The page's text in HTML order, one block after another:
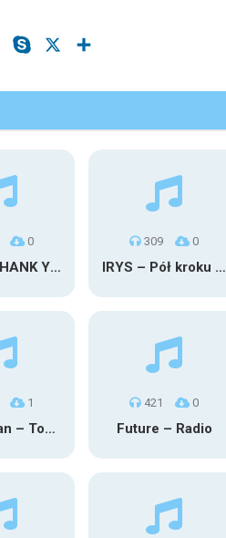
Viber Skype
0
20Syl – THANK YOU
309 0
IRYS – Pół kroku stąd
1
Flower Man – Toby Fox
421 0
Future – Radio